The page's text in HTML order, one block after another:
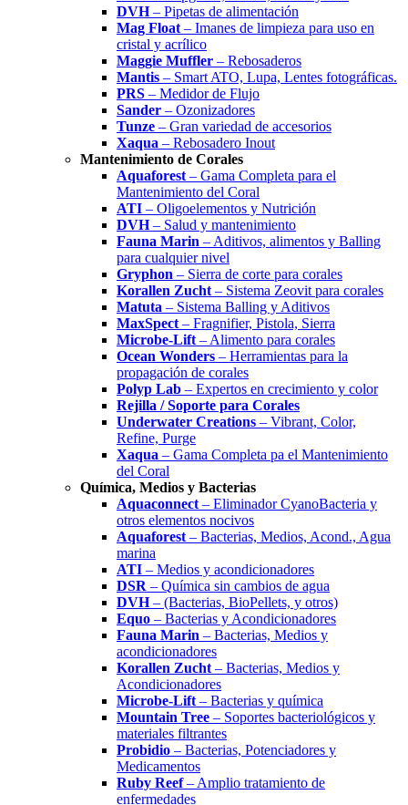
DVH– Pipetas de alimentación
Mag Float – Imanes de limpieza para uso en
cristal y acrílico
Maggie Muffler – Rebosaderos
Mantis – Smart ATO, Lupa, Lentes fotográficas.
PRS – Medidor de Flujo
Sander – Ozonizadores
Tunze – Gran variedad de accesorios
Xaqua – Rebosadero Inout
Mantenimiento de Corales
Aquaforest – Gama Completa para el
Mantenimiento del Coral
ATI – Oligoelementos y Nutrición
DVH– Salud y mantenimiento
Fauna Marin – Aditivos, alimentos y Balling
para cualquier nivel
Gryphon – Sierra de corte para corales
Korallen Zucht – Sistema Zeovit para corales
Matuta – Sistema Balling y Aditivos
MaxSpect – Fragnifier, Pistola, Sierra
Microbe-Lift – Alimento para corales
Ocean Wonders – Herramientas para la
propagación de corales
Polyp Lab – Expertos en crecimiento y color
Rejilla / Soporte para Corales
Underwater Creations – Vibrant, Color,
Refine, Purge
Xaqua – Gama Completa pa el Mantenimiento
del Coral
Química, Medios y Bacterias
Aquaconnect – Eliminador CyanoBacteria y
otros elementos nocivos
Aquaforest – Bacterias, Medios, Acond., Agua
marina
ATI – Medios y acondicionadores
DSR – Química sin cambios de agua
DVH– (Bacterias, BioPellets, y otros)
Equo – Bacterias y Acondicionadores
Fauna Marin – Bacterias, Medios y
acondicionadores
Korallen Zucht – Bacterias, Medios y
Acondicionadores
Microbe-Lift – Bacterias y química
Mountain Tree – Soportes bacteriológicos y
materiales filtrantes
Probidio – Bacterias, Potenciadores y
Medicamentos
Ruby Reef– Amplio tratamiento de
enfermedades